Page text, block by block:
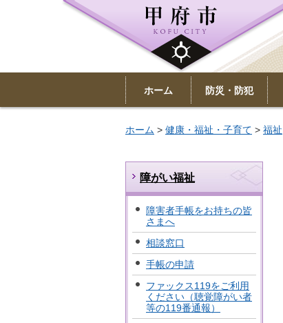
ホーム 防災・防犯
ホーム > 健康・福祉・子育て > 福祉
障がい福祉
障害者手帳をお持ちの皆
さまへ
相談窓口
手帳の申請
ファックス119をご利用
ください（聴覚障がい者
等の119番通報）